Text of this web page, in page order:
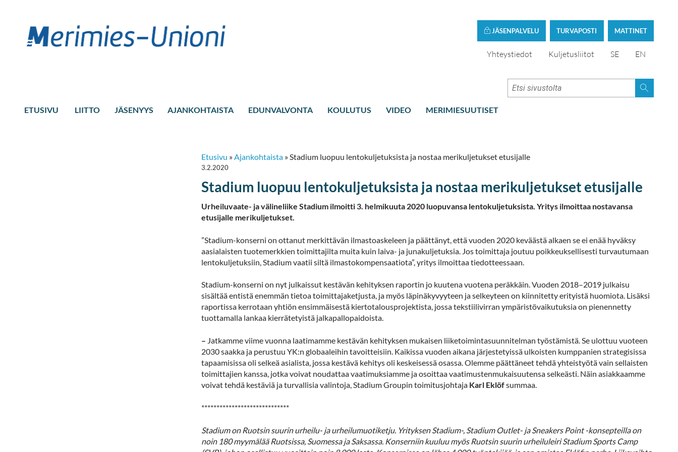
MATTINET
TURVAPOSTI
JÄSENPALVELU
Yhteystiedot Kuljetusliitot SE EN
ETUSIVU LIITTO JÄSENYYS AJANKOHTAISTA EDUNVALVONTA KOULUTUS VIDEO MERIMIESUUTISET
Etusivu »Ajankohtaista »Stadium luopuu lentokuljetuksista ja nostaa merikuljetukset etusijalle
3.2.2020
Stadium luopuu lentokuljetuksista ja nostaa merikuljetukset etusijalle
Urheiluvaate- ja välineliike Stadium ilmoitti 3. helmikuuta 2020 luopuvansa lentokuljetuksista. Yritys ilmoittaa nostavansa
etusijalle merikuljetukset.
”Stadium-konserni on ottanut merkittävän ilmastoaskeleen ja päättänyt, että vuoden 2020 keväästä alkaen se ei enää hyväksy
aasialaisten tuotemerkkien toimittajilta muita kuin laiva- ja junakuljetuksia. Jos toimittaja joutuu poikkeuksellisesti turvautumaan
lentokuljetuksiin, Stadium vaatii siltä ilmastokompensaatiota”, yritys ilmoittaa tiedotteessaan.
Stadium-konserni on nyt julkaissut kestävän kehityksen raportin jo kuutena vuotena peräkkäin. Vuoden 2018–2019 julkaisu
sisältää entistä enemmän tietoa toimittajaketjusta, ja myös läpinäkyvyyteen ja selkeyteen on kiinnitetty erityistä huomiota. Lisäksi
raportissa kerrotaan yhtiön ensimmäisestä kiertotalousprojektista, jossa tekstiilivirran ympäristövaikutuksia on pienennetty
tuottamalla lankaa kierrätetyistä jalkapallopaidoista.
– Jatkamme viime vuonna laatimamme kestävän kehityksen mukaisen liiketoimintasuunnitelman työstämistä. Se ulottuu vuoteen
2030 saakka ja perustuu YK:n globaaleihin tavoitteisiin. Kaikissa vuoden aikana järjestetyissä ulkoisten kumppanien strategisissa
tapaamisissa oli selkeä asialista, jossa kestävä kehitys oli keskeisessä osassa. Olemme päättäneet tehdä yhteistyötä vain sellaisten
toimittajien kanssa, jotka voivat noudattaa vaatimuksiamme ja osoittaa vaatimustenmukaisuutensa selkeästi. Näin asiakkaamme
voivat tehdä kestäviä ja turvallisia valintoja, Stadium Groupin toimitusjohtaja Karl Eklöfsummaa.
*****************************
Stadium on Ruotsin suurin urheilu- ja urheilumuotiketju. Yrityksen Stadium-, Stadium Outlet- ja Sneakers Point -konsepteilla on
noin 180 myymälää Ruotsissa, Suomessa ja Saksassa. Konserniin kuuluu myös Ruotsin suurin urheiluleiri Stadium Sports Camp